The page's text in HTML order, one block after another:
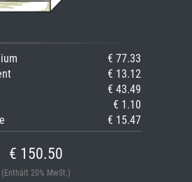
€ 77.33
€ 13.12
€ 43.49
€ 1.10
€ 15.47
€ 150.50
(Enthält 20% MwSt.)